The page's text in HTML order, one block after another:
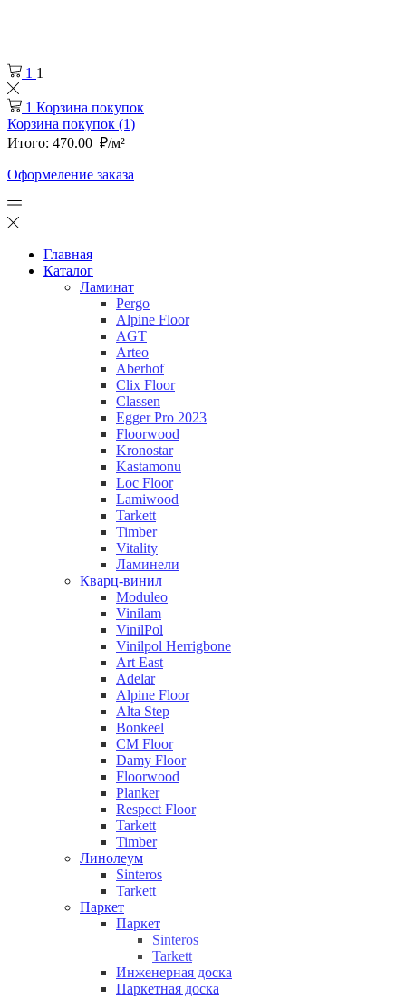
1 1
1 Корзина покупок
Корзина покупок (1)
Итого: 470.00 ₽/м²
Оформеление заказа
Главная
Каталог
Ламинат
Pergo
Alpine Floor
AGT
Arteo
Aberhof
Clix Floor
Classen
Egger Pro 2023
Floorwood
Kronostar
Kastamonu
Loc Floor
Lamiwood
Tarkett
Timber
Vitality
Ламинели
Кварц-винил
Moduleo
Vinilam
VinilPol
Vinilpol Herrigbone
Art East
Adelar
Alpine Floor
Alta Step
Bonkeel
CM Floor
Damy Floor
Floorwood
Planker
Respect Floor
Tarkett
Timber
Линолеум
Sinteros
Tarkett
Паркет
Паркет
Sinteros
Tarkett
Инженерная доска
Паркетная доска